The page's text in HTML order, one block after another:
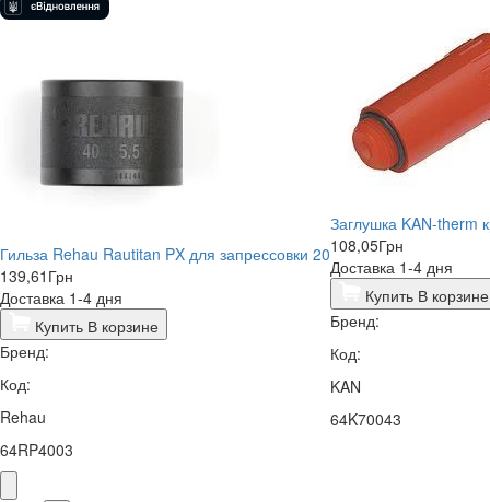
Гильза Rehau Rautitan PX для запрессовки 20
139,61 Грн
Доставка 1-4 дня
Купить В корзине
Бренд:
Код:
Rehau
64RP4003
Заглушка KAN-therm
108,05Грн
Доставка 1-4 дня
Купить В корзине
Бренд:
Код:
KAN
64K70043